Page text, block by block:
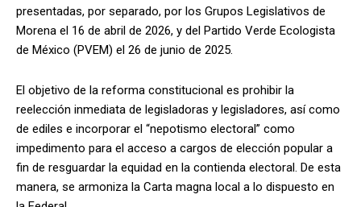
presentadas, por separado, por los Grupos Legislativos de
Morena el 16 de abril de 2026, y del Partido Verde Ecologista
de México (PVEM) el 26 de junio de 2025.
El objetivo de la reforma constitucional es prohibir la
reelección inmediata de legisladoras y legisladores, así como
de ediles e incorporar el “nepotismo electoral” como
impedimento para el acceso a cargos de elección popular a
fin de resguardar la equidad en la contienda electoral. De esta
manera, se armoniza la Carta magna local a lo dispuesto en